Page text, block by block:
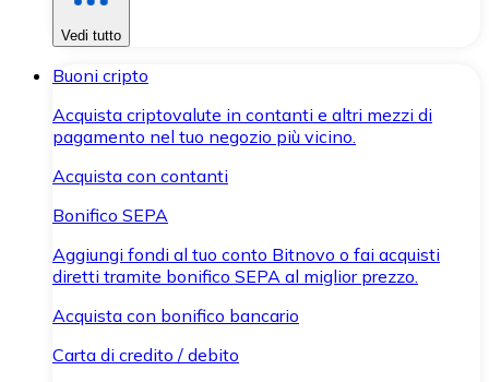
Vedi tutto
Buoni cripto
Acquista criptovalute in contanti e altri mezzi di
pagamento nel tuo negozio più vicino.
Acquista con contanti
Bonifico SEPA
Aggiungi fondi al tuo conto Bitnovo o fai acquisti
diretti tramite bonifico SEPA al miglior prezzo.
Acquista con bonifico bancario
Carta di credito / debito